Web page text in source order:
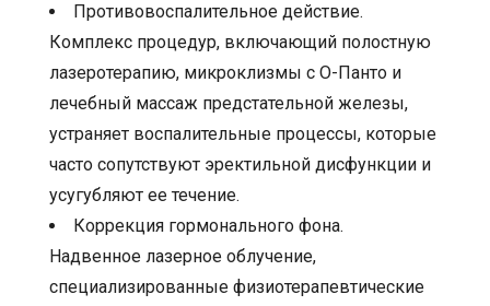
Противовоспалительное действие.
Комплекс процедур, включающий полостную
лазеротерапию, микроклизмы с О-Панто и
лечебный массаж предстательной железы,
устраняет воспалительные процессы, которые
часто сопутствуют эректильной дисфункции и
усугубляют ее течение.
Коррекция гормонального фона.
Надвенное лазерное облучение,
специализированные физиотерапевтические